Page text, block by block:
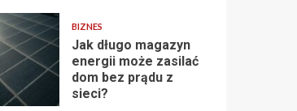
BIZNES
Jak długo magazyn
energii może zasilać
dom bez prądu z
sieci?